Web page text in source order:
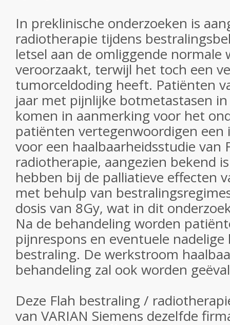
In preklinische onderzoeken is
radiotherapie tijdens
letsel aan de omliggende normale
veroorzaakt, terwijl het toch een
tumorceldoding heeft. Patiënten
jaar met pijnlijke botmetastasen
komen in aanmerking voor het
patiënten vertegenwoordigen een
voor een haalbaarheidsstudie van
radiotherapie, aangezien bekend
hebben bij de palliatieve effecten
met behulp van
dosis van 8Gy, wat in dit
Na de behandeling worden
pijnrespons en eventuele
bestraling. De werkstroom
behandeling zal ook worden
Deze Flah bestraling /
van VARIAN Siemens dezelfde